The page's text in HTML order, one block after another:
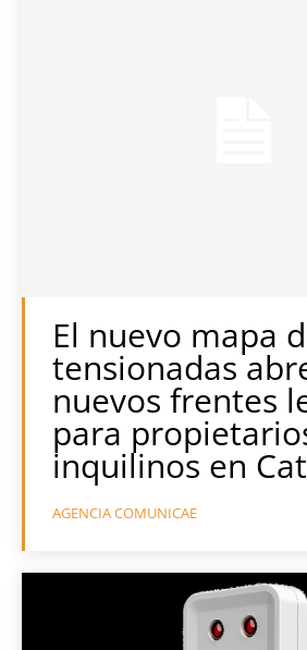
El nuevo mapa
tensionadas
nuevos frentes
para
inquilinos en
AGENCIA COMUNICAE